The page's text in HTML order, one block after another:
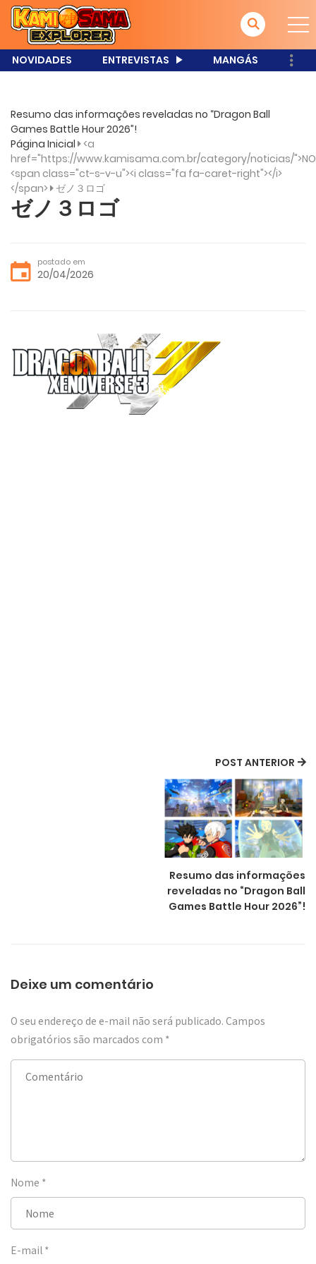
NOVIDADES ENTREVISTAS MANGÁS
Resumo das informações reveladas no “Dragon Ball
Games Battle Hour 2026”!
Página Inicial <a
href="https://www.kamisama.com.br/category/noticias/
<span class="ct-s-v-u"><i class="fa fa-caret-right"></i>
</span> ゼノ３ロゴ
ゼノ３ロゴ
postado em
20/04/2026
POST ANTERIOR
Resumo das informações
reveladas no “Dragon Ball
Games Battle Hour 2026”!
Deixe um comentário
O seu endereço de e-mail não será publicado. Campos
obrigatórios são marcados com *
Nome *
E-mail *